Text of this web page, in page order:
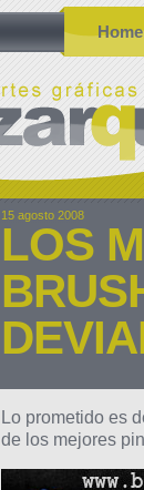
Home
15 agosto 2008
LOS
Lo prometido es
de los mejores